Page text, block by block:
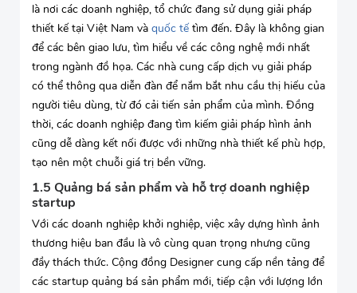
là nơi các doanh nghiệp, tổ chức đang sử dụng giải pháp
thiết kế tại Việt Nam và quốc tế tìm đến. Đây là không gian
để các bên giao lưu, tìm hiểu về các công nghệ mới nhất
trong ngành đồ họa. Các nhà cung cấp dịch vụ giải pháp
có thể thông qua diễn đàn để nắm bắt nhu cầu thị hiếu của
người tiêu dùng, từ đó cải tiến sản phẩm của mình. Đồng
thời, các doanh nghiệp đang tìm kiếm giải pháp hình ảnh
cũng dễ dàng kết nối được với những nhà thiết kế phù hợp,
tạo nên một chuỗi giá trị bền vững.
1.5 Quảng bá sản phẩm và hỗ trợ doanh nghiệp
startup
Với các doanh nghiệp khởi nghiệp, việc xây dựng hình ảnh
thương hiệu ban đầu là vô cùng quan trọng nhưng cũng
đầy thách thức. Cộng đồng Designer cung cấp nền tảng để
các startup quảng bá sản phẩm mới, tiếp cận với lượng lớn